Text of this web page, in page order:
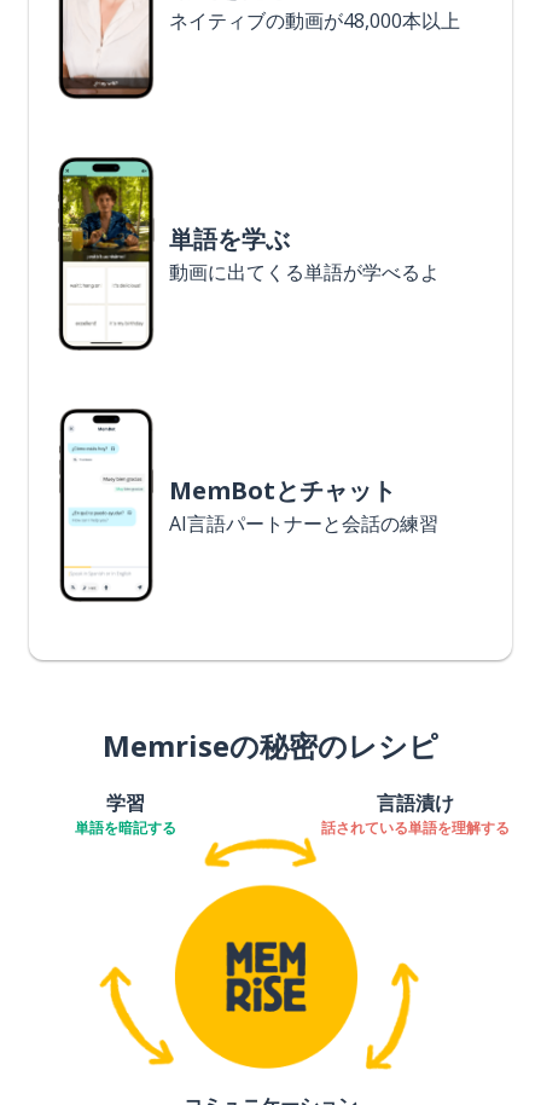
ネイティブの動画が48,000本以上
単語を学ぶ
動画に出てくる単語が学べるよ
MemBotとチャット
AI言語パートナーと会話の練習
Memriseの秘密のレシピ
学習
単語を暗記する
言語漬け
話されている単語を理解する